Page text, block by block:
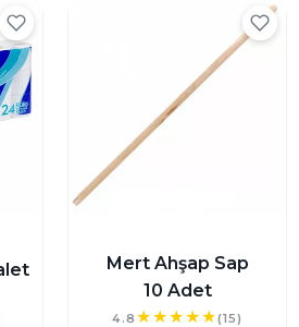
Mert Ahşap Sap
10 Adet
4.8 (15)